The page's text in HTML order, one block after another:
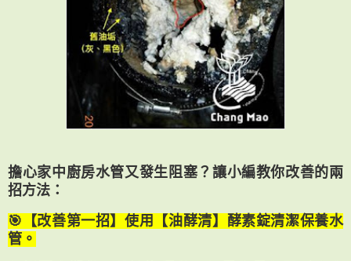
擔心家中廚房水管又發生阻塞？讓小編教你改善的兩
招方法：
🎯【改善第一招】使用【油酵清】酵素錠清潔保養水
管。